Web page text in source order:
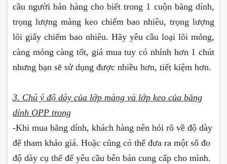
cầu người bán hàng cho biết trong 1 cuộn băng dính,
trọng lượng màng keo chiếm bao nhiêu, trọng lượng
lõi giấy chiếm bao nhiêu. Hãy yêu cầu loại lõi mỏng,
càng mỏng càng tốt, giá mua tuy có nhỉnh hơn 1 chút
nhưng bạn sẽ sử dụng được nhiều hơn, tiết kiệm hơn.
3. Chú ý độ dày của lớp màng và lớp keo của băng
dính OPP trong
-Khi mua băng dính, khách hàng nên hỏi rõ về độ dày
để tham khảo giá. Hoặc cũng có thể đưa ra một số đo
độ dày cụ thể để yêu cầu bên bán cung cấp cho mình.